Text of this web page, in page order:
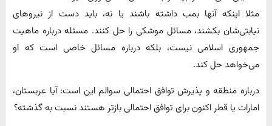
مثلا اینکه آنها بمب داشته باشند یا نه، باید دست از نیروهای
نیابتی‌شان بکشند، مسائل موشکی را حل کنند. مسئله درباره ماهیت
جمهوری اسلامی نیست، بلکه درباره مسائل خاصی است که او
می‌خواهد حل کند.
درباره منطقه و پذیرش توافق احتمالی سوالم این است: آیا عربستان،
امارات یا قطر اکنون برای توافق احتمالی بازتر هستند نسبت به گذشته؟